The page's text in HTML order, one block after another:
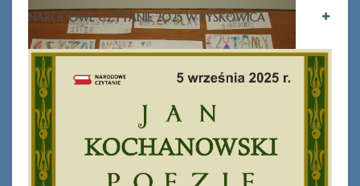
Ferie_2017_ODD_1.JPG
NARODOWE CZYTANIE 2025 W PYSKOWICA